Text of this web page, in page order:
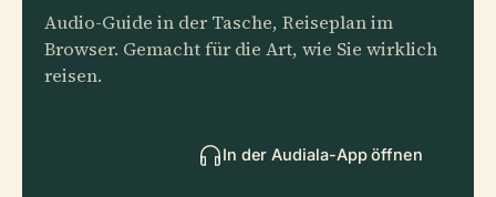
Audio-Guide in der Tasche, Reiseplan im
Browser. Gemacht für die Art, wie Sie wirklich
reisen.
In der Audiala-App öffnen